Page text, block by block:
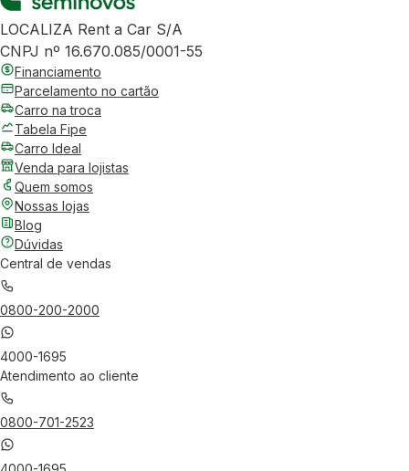
LOCALIZA Rent a Car S/A
CNPJ nº 16.670.085/0001-55
Financiamento
Parcelamento no cartão
Carro na troca
Tabela Fipe
Carro Ideal
Venda para lojistas
Quem somos
Nossas lojas
Blog
Dúvidas
Central de vendas
0800-200-2000
4000-1695
Atendimento ao cliente
0800-701-2523